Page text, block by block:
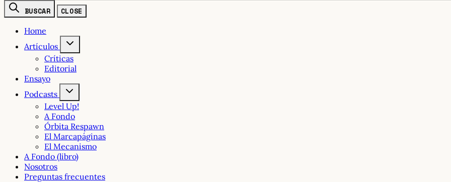
BUSCAR
CLOSE
Home
Artículos
Críticas
Editorial
Ensayo
Podcasts
Level Up!
A Fondo
Órbita Respawn
El Marcapáginas
El Mecanismo
A Fondo (libro)
Nosotros
Preguntas frecuentes